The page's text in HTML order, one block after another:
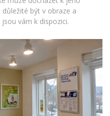
být v obraze a
vám k dispozici.